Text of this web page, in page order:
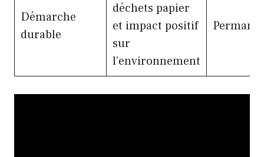
Démarche
durable
déchets papier
et impact positif
sur
l’environnement